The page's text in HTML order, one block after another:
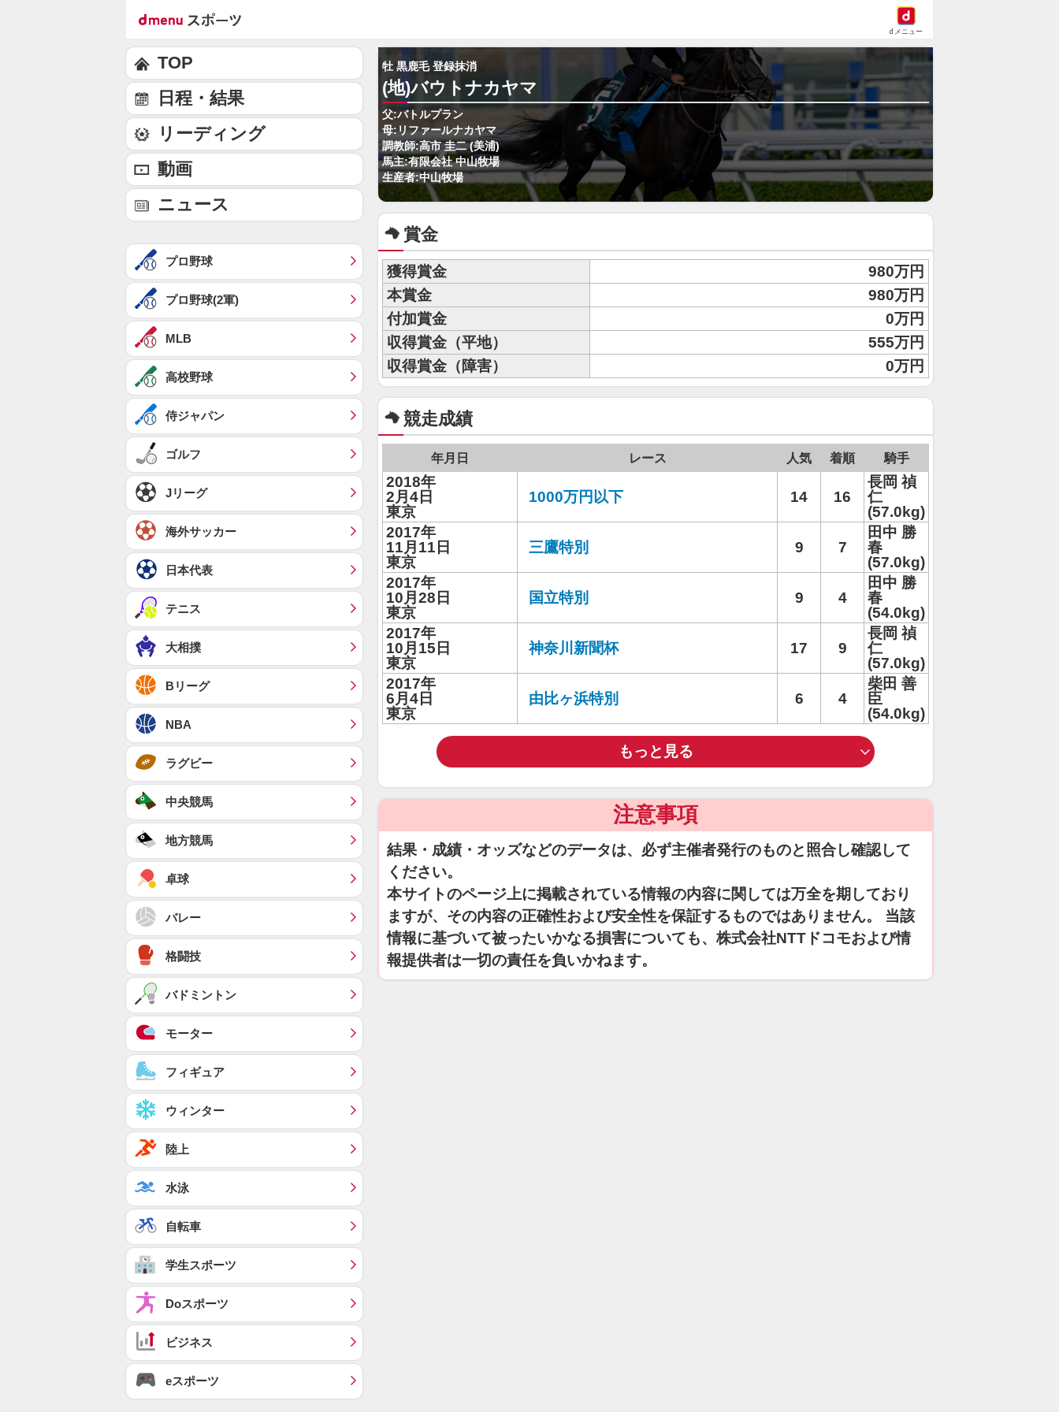
dメニュー
牡 黒鹿毛 登録抹消
(地)バウトナカヤマ
父:バトルプラン
母:リファールナカヤマ
調教師:高市 圭二 (美浦)
馬主:有限会社 中山牧場
生産者:中山牧場
賞金
獲得賞金
980万円
本賞金
980万円
付加賞金
0万円
収得賞金（平地）
555万円
収得賞金（障害）
0万円
競走成績
年月日 レース 人気 着順 騎手
2018年
2月4日
東京
1000万円以下 14 16
長岡 禎
仁
(57.0kg)
2017年
11月11日
東京
三鷹特別 9 7
田中 勝
春
(57.0kg)
2017年
10月28日
東京
国立特別 9 4
田中 勝
春
(54.0kg)
2017年
10月15日
東京
神奈川新聞杯 17 9
長岡 禎
仁
(57.0kg)
2017年
6月4日
東京
由比ヶ浜特別 6 4
柴田 善
臣
(54.0kg)
もっと見る
注意事項
結果・成績・オッズなどのデータは、必ず主催者発行のものと照合し確認して
ください。
本サイトのページ上に掲載されている情報の内容に関しては万全を期しており
ますが、その内容の正確性および安全性を保証するものではありません。 当該
情報に基づいて被ったいかなる損害についても、株式会社NTTドコモおよび情
報提供者は一切の責任を負いかねます。
TOP
日程・結果
リーディング
動画
ニュース
プロ野球
プロ野球(2軍)
MLB
高校野球
侍ジャパン
ゴルフ
Jリーグ
海外サッカー
日本代表
テニス
大相撲
Bリーグ
NBA
ラグビー
中央競馬
地方競馬
卓球
バレー
格闘技
バドミントン
モーター
フィギュア
ウィンター
陸上
水泳
自転車
学生スポーツ
Doスポーツ
ビジネス
eスポーツ